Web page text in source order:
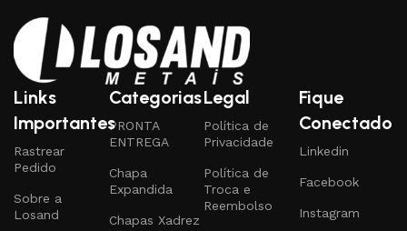
Links
Importantes
Rastrear
Pedido
Sobre a
Losand
Categorias
PRONTA
ENTREGA
Chapa
Expandida
Chapas Xadrez
Legal
Política de
Privacidade
Política de
Troca e
Reembolso
Fique
Conectado
Linkedin
Facebook
Instagram